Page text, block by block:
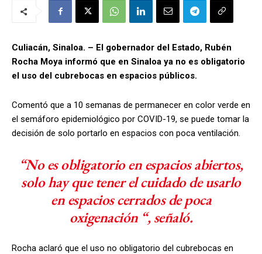
Culiacán, Sinaloa. – El gobernador del Estado, Rubén
Rocha Moya informó que en Sinaloa ya no es obligatorio
el uso del cubrebocas en espacios públicos.
Comentó que a 10 semanas de permanecer en color verde en
el semáforo epidemiológico por COVID-19, se puede tomar la
decisión de solo portarlo en espacios con poca ventilación.
“No es obligatorio en espacios abiertos,
solo hay que tener el cuidado de usarlo
en espacios cerrados de poca
oxigenación “, señaló.
Rocha aclaró que el uso no obligatorio del cubrebocas en